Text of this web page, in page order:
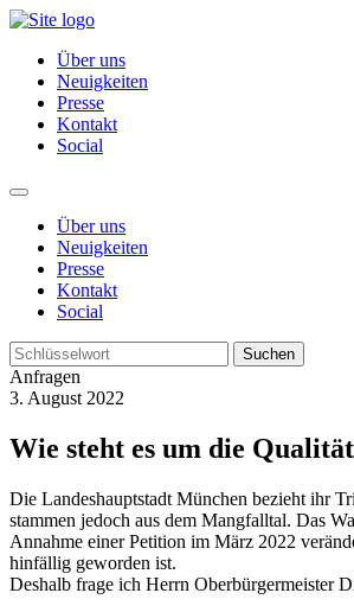
Über uns
Neuigkeiten
Presse
Kontakt
Social
Über uns
Neuigkeiten
Presse
Kontakt
Social
Suchen
Anfragen
3. August 2022
Wie steht es um die
Die Landeshauptstadt München bezieht ihr
stammen jedoch aus dem Mangfalltal. Das
Annahme einer Petition im März 2022
hinfällig geworden ist.
Deshalb frage ich Herrn Oberbürgermeister